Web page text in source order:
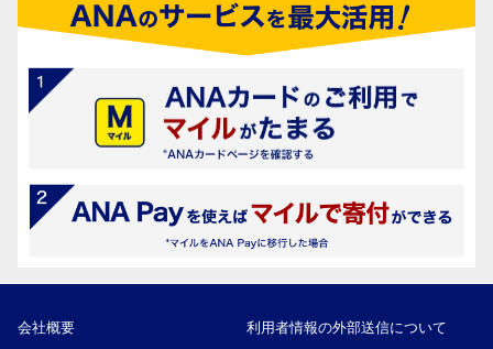
会社概要
利用者情報の外部送信について